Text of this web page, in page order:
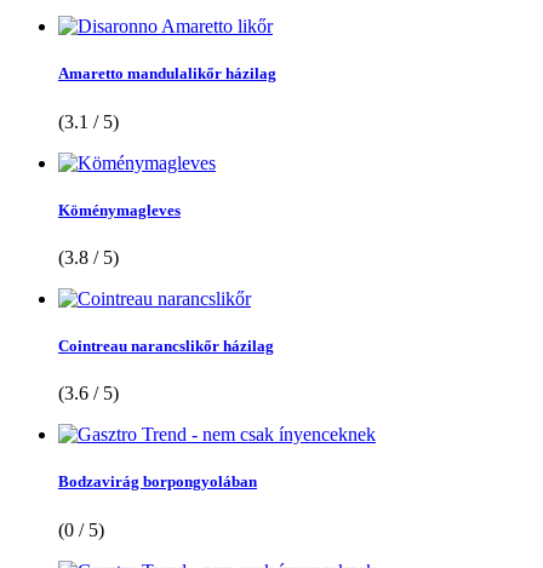
Amaretto mandulalikőr házilag
(3.1 / 5)
Köménymagleves
(3.8 / 5)
Cointreau narancslikőr házilag
(3.6 / 5)
Bodzavirág borpongyolában
(0 / 5)